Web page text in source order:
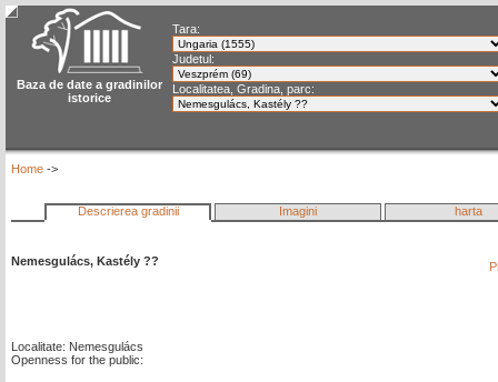
Baza de date a gradinilor
istorice
Tara:
Judetul:
Localitatea, Gradina, parc:
Home ->
Descrierea gradinii Imagini harta
Nemesgulács, Kastély ??
Localitate: Nemesgulács
Openness for the public: